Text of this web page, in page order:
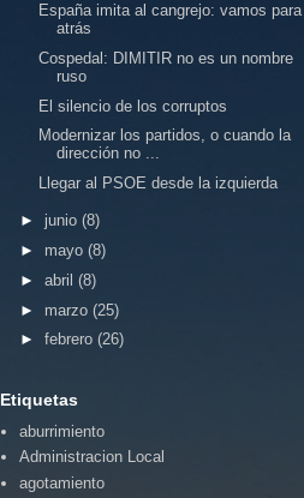
España imita al cangrejo: vamos para
atrás
Cospedal: DIMITIR no es un nombre
ruso
El silencio de los corruptos
Modernizar los partidos, o cuando la
dirección no ...
Llegar al PSOE desde la izquierda
► junio (8)
► mayo (8)
► abril (8)
► marzo (25)
► febrero (26)
Etiquetas
aburrimiento
Administracion Local
agotamiento